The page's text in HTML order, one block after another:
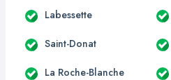
Labessette
Saint-Donat
La Roche-Blanche